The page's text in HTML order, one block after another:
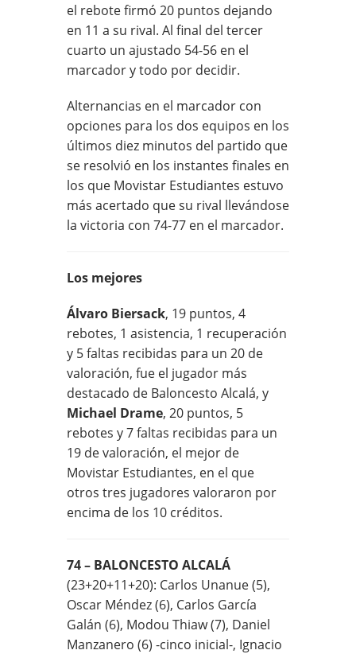
el rebote firmó 20 puntos dejando
en 11 a su rival. Al final del tercer
cuarto un ajustado 54-56 en el
marcador y todo por decidir.
Alternancias en el marcador con
opciones para los dos equipos en los
últimos diez minutos del partido que
se resolvió en los instantes finales en
los que Movistar Estudiantes estuvo
más acertado que su rival llevándose
la victoria con 74-77 en el marcador.
Los mejores
Álvaro Biersack, 19 puntos, 4
rebotes, 1 asistencia, 1 recuperación
y 5 faltas recibidas para un 20 de
valoración, fue el jugador más
destacado de Baloncesto Alcalá, y
Michael Drame, 20 puntos, 5
rebotes y 7 faltas recibidas para un
19 de valoración, el mejor de
Movistar Estudiantes, en el que
otros tres jugadores valoraron por
encima de los 10 créditos.
74 – BALONCESTO ALCALÁ
(23+20+11+20): Carlos Unanue (5),
Oscar Méndez (6), Carlos García
Galán (6), Modou Thiaw (7), Daniel
Manzanero (6) -cinco inicial-, Ignacio